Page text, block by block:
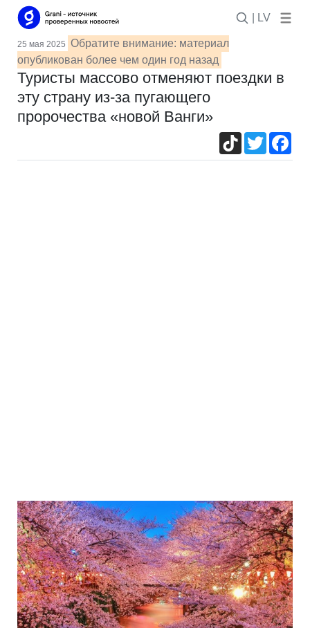
| LV
25 мая 2025 Обратите внимание: материал
опубликован более чем один год назад
Туристы массово отменяют поездки в
эту страну из-за пугающего
пророчества «новой Ванги»
TikTokTwitter